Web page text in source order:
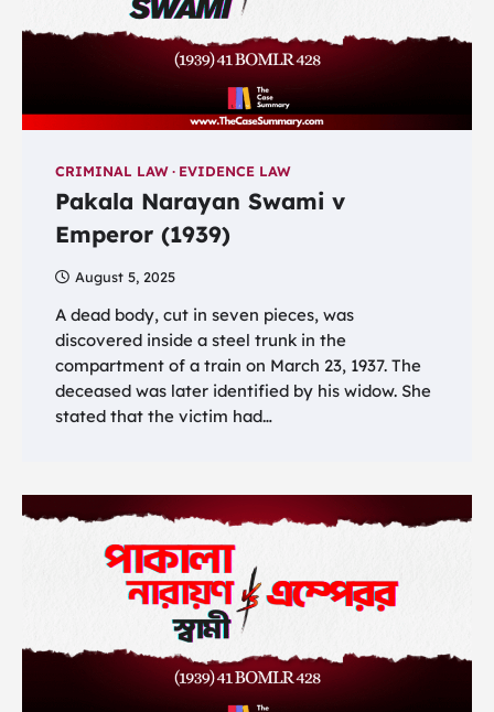
CRIMINAL LAW EVIDENCE LAW
Pakala Narayan Swami v
Emperor (1939)
August 5, 2025
A dead body, cut in seven pieces, was
discovered inside a steel trunk in the
compartment of a train on March 23, 1937. The
deceased was later identified by his widow. She
stated that the victim had…